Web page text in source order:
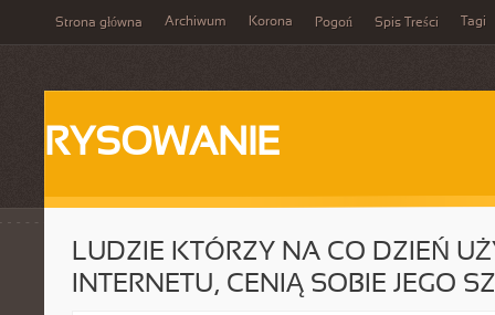
Strona główna Archiwum Korona Pogoń Spis Treści Tagi
RYSOWANIE
LUDZIE KTÓRZY NA CO DZIEŃ
INTERNETU, CENIĄ SOBIE JEGO